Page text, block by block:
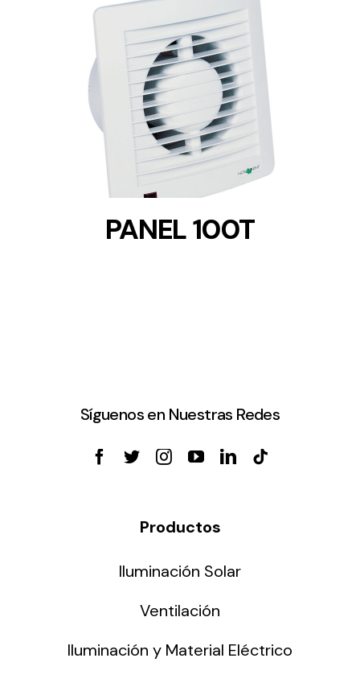
DETAILS
PANEL 100T
Síguenos en Nuestras Redes
Productos
Iluminación Solar
Ventilación
Iluminación y Material Eléctrico